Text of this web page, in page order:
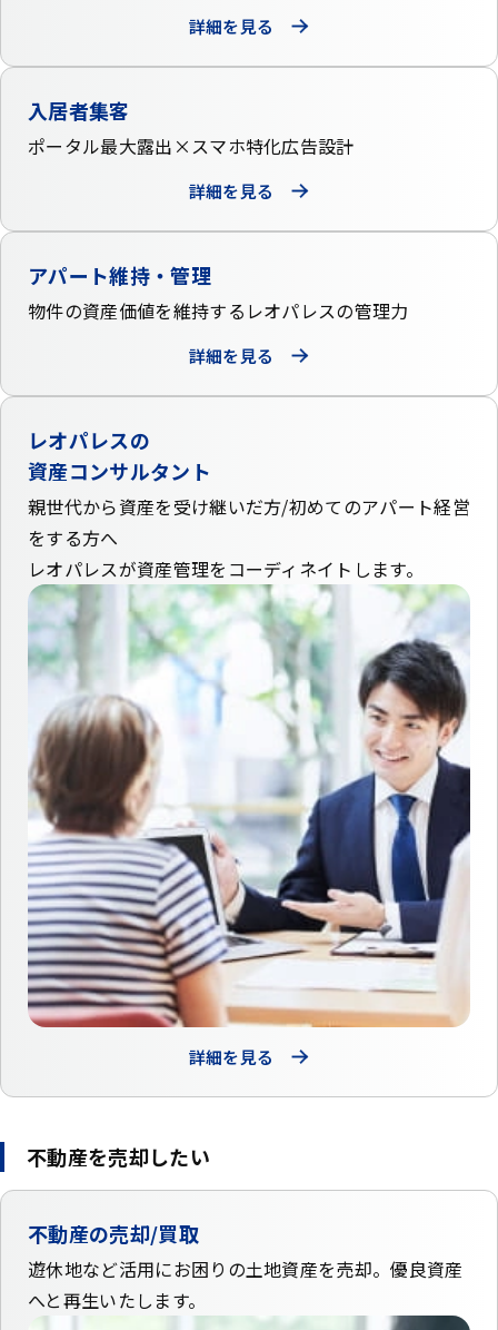
詳細を見る
入居者集客
ポータル最大露出× スマホ特化広告設計
詳細を見る
アパート維持・管理
物件の資産価値を維持する レオパレスの管理力
詳細を見る
レオパレスの
資産コンサルタント
親世代から資産を受け継いだ方/初めてのアパート経営
をする方へ
レオパレスが資産管理をコーディネイトします。
詳細を見る
不動産を売却したい
不動産の売却/買取
遊休地など活用にお困りの土地資産を売却。優良資産
へと再生いたします。